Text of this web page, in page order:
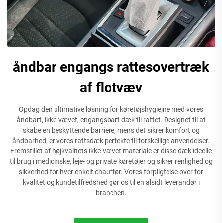
åndbar engangs rattesovertræk
af flotvæv
Opdag den ultimative løsning for køretøjshygiejne med vores
åndbart, ikke-vævet, engangsbart dæk til rattet. Designet til at
skabe en beskyttende barriere, mens det sikrer komfort og
åndbarhed, er vores rattsdæk perfekte til forskellige anvendelser.
Fremstillet af højkvalitets ikke-vævet materiale er disse dæk ideelle
til brug i medicinske, leje- og private køretøjer og sikrer renlighed og
sikkerhed for hver enkelt chauffør. Vores forpligtelse over for
kvalitet og kundetilfredshed gør os til en alsidt leverandør i
branchen.